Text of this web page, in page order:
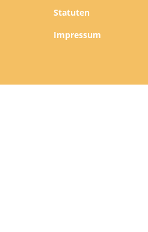
Statuten
Impressum